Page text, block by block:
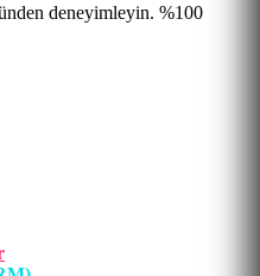
deneyimleyin. %100